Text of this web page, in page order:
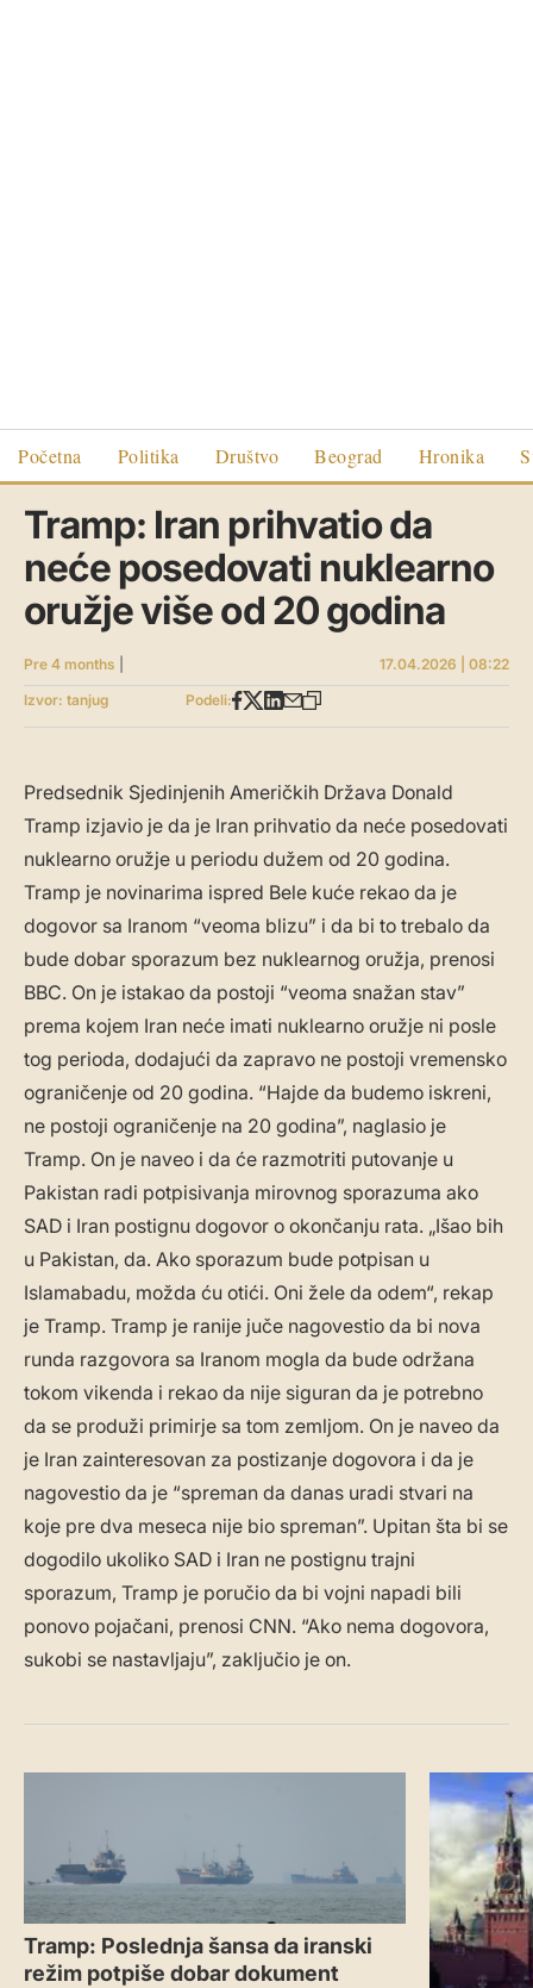
Početna Politika Društvo Beograd Hronika
Tramp: Iran prihvatio da
neće posedovati nuklearno
oružje više od 20 godina
Pre 4 months
17.04.2026 | 08:22
Izvor: tanjug
Podeli:
Predsednik Sjedinjenih Američkih Država Donald
Tramp izjavio je da je Iran prihvatio da neće posedovati
nuklearno oružje u periodu dužem od 20 godina.
Tramp je novinarima ispred Bele kuće rekao da je
dogovor sa Iranom “veoma blizu” i da bi to trebalo da
bude dobar sporazum bez nuklearnog oružja, prenosi
BBC. On je istakao da postoji “veoma snažan stav”
prema kojem Iran neće imati nuklearno oružje ni posle
tog perioda, dodajući da zapravo ne postoji vremensko
ograničenje od 20 godina. “Hajde da budemo iskreni,
ne postoji ograničenje na 20 godina”, naglasio je
Tramp. On je naveo i da će razmotriti putovanje u
Pakistan radi potpisivanja mirovnog sporazuma ako
SAD i Iran postignu dogovor o okončanju rata. „Išao bih
u Pakistan, da. Ako sporazum bude potpisan u
Islamabadu, možda ću otići. Oni žele da odem“, rekap
je Tramp. Tramp je ranije juče nagovestio da bi nova
runda razgovora sa Iranom mogla da bude održana
tokom vikenda i rekao da nije siguran da je potrebno
da se produži primirje sa tom zemljom. On je naveo da
je Iran zainteresovan za postizanje dogovora i da je
nagovestio da je “spreman da danas uradi stvari na
koje pre dva meseca nije bio spreman”. Upitan šta bi se
dogodilo ukoliko SAD i Iran ne postignu trajni
sporazum, Tramp je poručio da bi vojni napadi bili
ponovo pojačani, prenosi CNN. “Ako nema dogovora,
sukobi se nastavljaju”, zaključio je on.
Tramp: Poslednja šansa da iranski
režim potpiše dobar dokument